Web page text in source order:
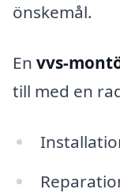
önskemål.
En vvs-
till med en